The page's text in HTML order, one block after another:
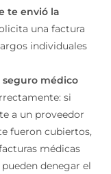
te envió la
una factura
individuales
médico
si
a un proveedor
fueron cubiertos,
médicas
pueden denegar el